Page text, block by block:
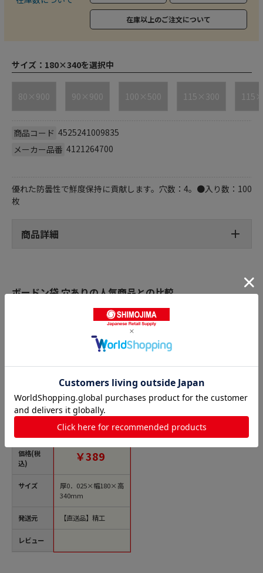
在庫以上のご注文について
サイズ： 180×340を選択中
80×900 90×900 100×500 115×300
商品コード 4525241009835
メーカー品番 4121264700
優れた防曇性で鮮度保持に貢献します。穴数：4。●入り数：100
枚
商品詳細
ボードン袋 穴ありの人気商品との比較
商品名
価格(税
込)
サイズ
発送元
レビュー
精工 ボードンパッ
×340 4穴 100枚/袋
（ご注文単位100袋）
【直送品】￥389
厚0．025×幅180×高
340mm
【直送品】精工